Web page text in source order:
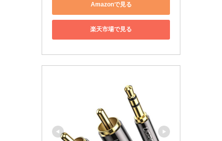
Amazonで見る
楽天市場で見る